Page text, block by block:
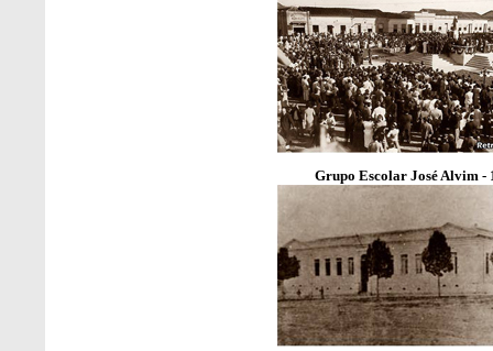
Grupo Escolar José Alvim -